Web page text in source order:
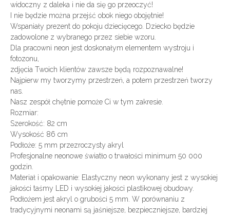
widoczny z daleka i nie da się go przeoczyć!
I nie będzie można przejść obok niego obojętnie!
Wspaniały prezent do pokoju dziecięcego. Dziecko będzie
zadowolone z wybranego przez siebie wzoru.
Dla pracowni neon jest doskonałym elementem wystroju i
fotozonu,
zdjęcia Twoich klientów zawsze będą rozpoznawalne!
Najpierw my tworzymy przestrzeń, a potem przestrzeń tworzy
nas.
Nasz zespół chętnie pomoże Ci w tym zakresie.
Rozmiar:
Szerokość: 82 cm
Wysokość 86 cm
Podłoże: 5 mm przezroczysty akryl
Profesjonalne neonowe światło o trwałości minimum 50 000
godzin.
Materiał i opakowanie: Elastyczny neon wykonany jest z wysokiej
jakości taśmy LED i wysokiej jakości plastikowej obudowy.
Podłożem jest akryl o grubości 5 mm. W porównaniu z
tradycyjnymi neonami są jaśniejsze, bezpieczniejsze, bardziej